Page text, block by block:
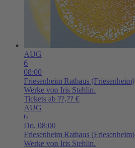
AUG
6
08:00
Friesenheim Rathaus (Friesenheim)
Werke von Iris Stehlin.
Tickets ab ??,?? €
AUG
6
Do, 08:00
Friesenheim Rathaus (Friesenheim)
Werke von Iris Stehlin.